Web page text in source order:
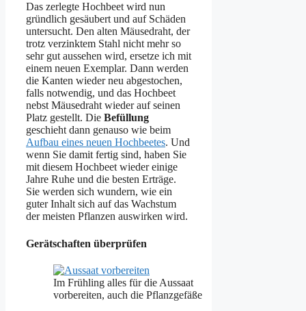
Das zerlegte Hochbeet wird nun
gründlich gesäubert und auf Schäden
untersucht. Den alten Mäusedraht, der
trotz verzinktem Stahl nicht mehr so
sehr gut aussehen wird, ersetze ich mit
einem neuen Exemplar. Dann werden
die Kanten wieder neu abgestochen,
falls notwendig, und das Hochbeet
nebst Mäusedraht wieder auf seinen
Platz gestellt. Die Befüllung
geschieht dann genauso wie beim
Aufbau eines neuen Hochbeetes. Und
wenn Sie damit fertig sind, haben Sie
mit diesem Hochbeet wieder einige
Jahre Ruhe und die besten Erträge.
Sie werden sich wundern, wie ein
guter Inhalt sich auf das Wachstum
der meisten Pflanzen auswirken wird.
Gerätschaften überprüfen
Im Frühling alles für die Aussaat
vorbereiten, auch die Pflanzgefäße